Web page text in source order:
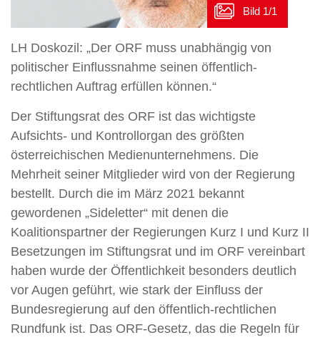
LH Doskozil: „Der ORF muss unabhängig von
politischer Einflussnahme seinen öffentlich-
rechtlichen Auftrag erfüllen können.“
Der Stiftungsrat des ORF ist das wichtigste
Aufsichts- und Kontrollorgan des größten
österreichischen Medienunternehmens. Die
Mehrheit seiner Mitglieder wird von der Regierung
bestellt. Durch die im März 2021 bekannt
gewordenen „Sideletter“ mit denen die
Koalitionspartner der Regierungen Kurz I und Kurz II
Besetzungen im Stiftungsrat und im ORF vereinbart
haben wurde der Öffentlichkeit besonders deutlich
vor Augen geführt, wie stark der Einfluss der
Bundesregierung auf den öffentlich-rechtlichen
Rundfunk ist. Das ORF-Gesetz, das die Regeln für